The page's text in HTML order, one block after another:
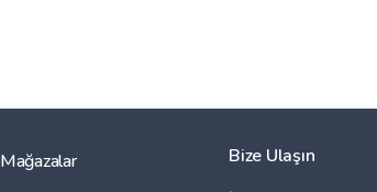
Mağazalar
Bize Ulaşın